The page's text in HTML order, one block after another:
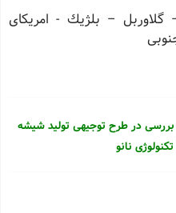
– بلژیك - امریكای
در طرح توجیهی تولید شیشه
نانو